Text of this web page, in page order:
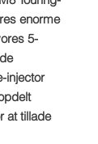
enorme
5-
injector
at tillade